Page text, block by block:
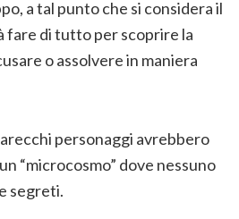
a tal punto che si considera il
fare di tutto per scoprire la
o assolvere in maniera
personaggi avrebbero
“microcosmo” dove nessuno
segreti.